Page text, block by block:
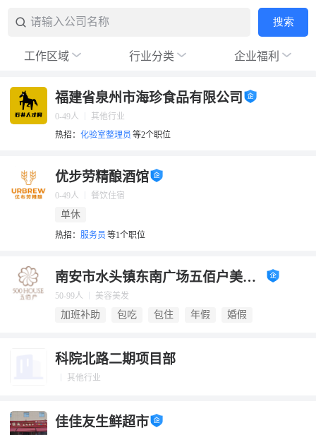
请输入公司名称 搜索
工作区域 行业分类 企业福利
其他地区
福建省泉州市海珍食品有限公司
0-49人
其他行业
热招： 化验室整理员 等2个职位
优步劳精酿酒馆
0-49人 餐饮住宿
单休
热招： 服务员 等1个职位
南安市水头镇东南广场五佰户美容店
50-99人 美容美发
加班补助 包吃 包住 年假 婚假
科院北路二期项目部
其他行业
佳佳友生鲜超市